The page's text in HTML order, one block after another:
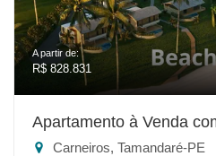
A partir de:
R$ 828.831
Apartamento à Venda
Carneiros, Tamandaré-PE